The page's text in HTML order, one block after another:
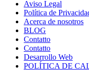
Aviso Legal
Política de
Acerca de nosotros
BLOG
Contatto
Contatto
Desarrollo Web
POLÍTICA DE